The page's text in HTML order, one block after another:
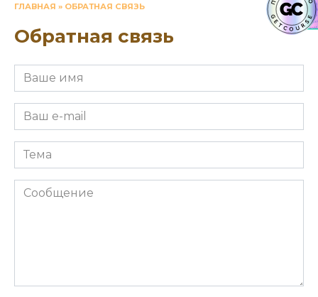
ГЛАВНАЯ » ОБРАТНАЯ СВЯЗЬ
Обратная связь